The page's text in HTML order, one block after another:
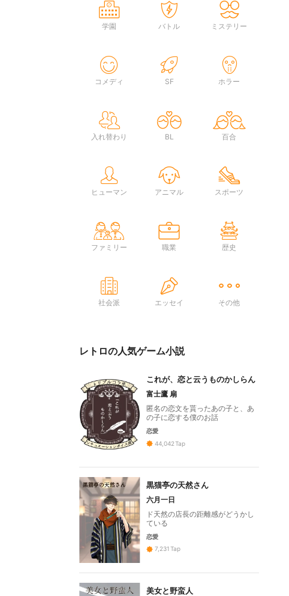
学園 バトル ミステリー
コメディ SF ホラー
入れ替わり BL 百合
ヒューマン アニマル スポーツ
ファミリー 職業 歴史
社会派 エッセイ その他
レトロの人気ゲーム小説
これが、恋と云うものかしらん
富士鷹 扇
匿名の恋文を貰ったあの子と、あ
の子に恋する僕のお話
恋愛
44,042Tap
黒猫亭の天然さん
六月一日
ド天然の店長の距離感がどうかし
ている
恋愛
7,231 Tap
美女と野蛮人